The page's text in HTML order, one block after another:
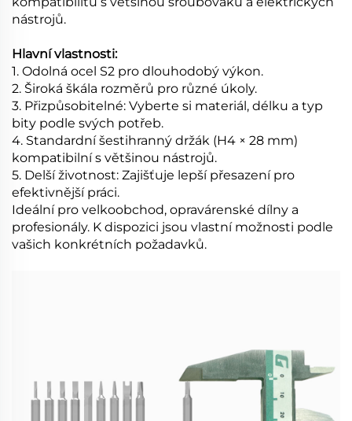
nástrojů.
Hlavní vlastnosti:
1. Odolná ocel S2 pro dlouhodobý výkon.
2. Široká škála rozměrů pro různé úkoly.
3. Přizpůsobitelné: Vyberte si materiál, délku a typ
bity podle svých potřeb.
4. Standardní šestihranný držák (H4 × 28 mm)
kompatibilní s většinou nástrojů.
5. Delší životnost: Zajišťuje lepší přesazení pro
efektivnější práci.
Ideální pro velkoobchod, opravárenské dílny a
profesionály. K dispozici jsou vlastní možnosti podle
vašich konkrétních požadavků.